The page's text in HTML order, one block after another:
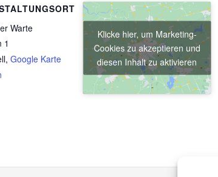
Warte
1
, Google Karte
Klicke hier, um Marketing-
Cookies zu akzeptieren und
diesen Inhalt zu aktivieren